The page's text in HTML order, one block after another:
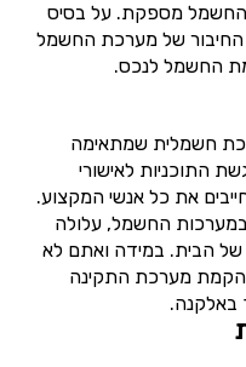
החשמל מספקת. על בסיס
החיבור של מערכת החשמל
החשמל לנכס.
חשמלית שמתאימה
התוכניות לאישורי
את כל אנשי המקצוע.
החשמל, עלולה
של הבית. במידה ואתם לא
הקמת מערכת התקינה
באלקנה.